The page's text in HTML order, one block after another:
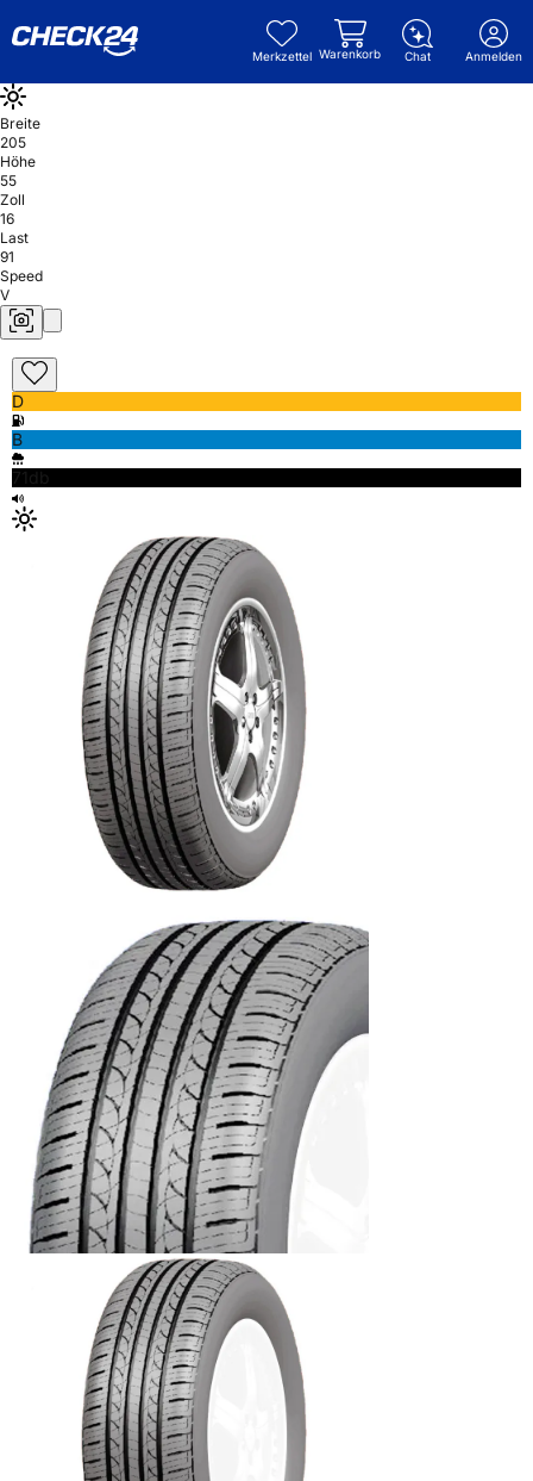
Merkzettel Warenkorb Chat Anmelden
Breite
205
Höhe
55
Zoll
16
Last
91
Speed
V
D
B
71db